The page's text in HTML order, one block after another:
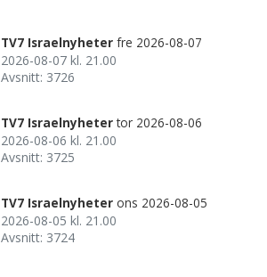
TV7 Israelnyheter fre 2026-08-07
2026-08-07 kl. 21.00
Avsnitt: 3726
TV7 Israelnyheter tor 2026-08-06
2026-08-06 kl. 21.00
Avsnitt: 3725
TV7 Israelnyheter ons 2026-08-05
2026-08-05 kl. 21.00
Avsnitt: 3724